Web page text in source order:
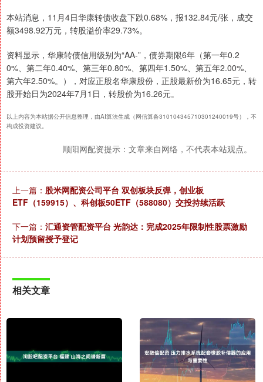
本站消息，11月4日华康转债收盘下跌0.68%，报132.84元/张，成交
额3498.92万元，转股溢价率29.73%。
资料显示，华康转债信用级别为“AA-”，债券期限6年（第一年0.2
0%、第二年0.40%、第三年0.80%、第四年1.50%、第五年2.00%、
第六年2.50%。），对应正股名华康股份，正股最新价为16.65元，转
股开始日为2024年7月1日，转股价为16.26元。
以上内容为本站据公开信息整理，由AI算法生成（网信算备310104345710301240019号），不
构成投资建议。
顺阳网配资提示：文章来自网络，不代表本站观点。
上一篇： 股米网配资公司平台 双创板块反弹，创业板
ETF（159915）、科创板50ETF（588080）交投持续活跃
下一篇： 汇通资管配资平台 光韵达：完成2025年限制性股票激励
计划预留授予登记
相关文章